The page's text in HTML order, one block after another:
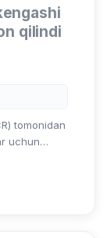
qilindi
tomonidan
uchun
ishtirok